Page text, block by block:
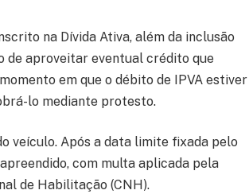
na Dívida Ativa, além da inclusão
de aproveitar eventual crédito que
em que o débito de IPVA estiver
lo mediante protesto.
veículo. Após a data limite fixada pelo
com multa aplicada pela
de Habilitação (CNH).